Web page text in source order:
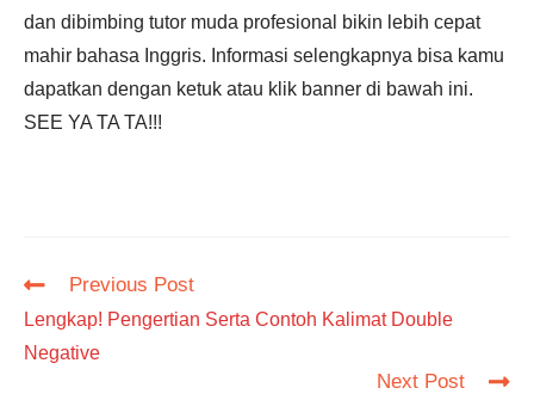
dan dibimbing tutor muda profesional bikin lebih cepat
mahir bahasa Inggris. Informasi selengkapnya bisa kamu
dapatkan dengan ketuk atau klik banner di bawah ini.
SEE YA TA TA!!!
Read
articles
Previous Post
Lengkap! Pengertian Serta Contoh Kalimat Double
Negative
Next Post